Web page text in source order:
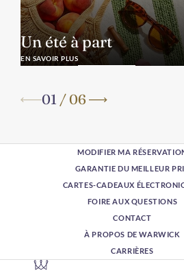
Un été à part
EN SAVOIR PLUS
01 /06
MODIFIER MA
GARANTIE DU MEILLEUR
CARTES-CADEAUX
FOIRE AUX QUESTIONS
CONTACT
À PROPOS DE WARWICK
CARRIÈRES